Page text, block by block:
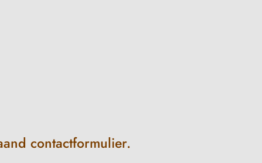
contactformulier.